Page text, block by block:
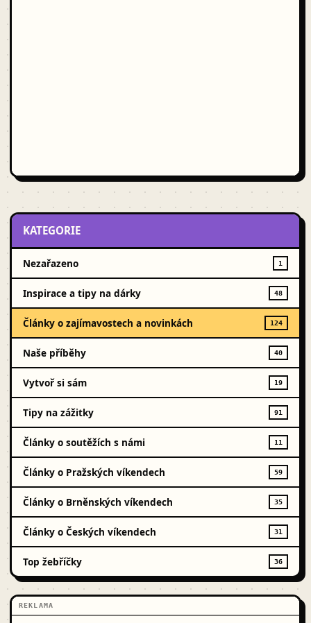
KATEGORIE
Nezařazeno 1
Inspirace a tipy na dárky 48
Články o zajímavostech a novinkách 124
Naše příběhy 40
Vytvoř si sám 19
Tipy na zážitky 91
Články o soutěžích s námi 11
Články o Pražských víkendech 59
Články o Brněnských víkendech 35
Články o Českých víkendech 31
Top žebříčky 36
REKLAMA